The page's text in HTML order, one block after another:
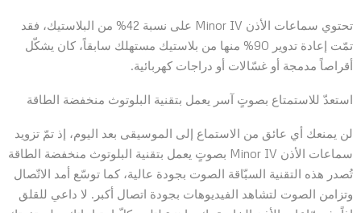
تحتوي سماعات الأذن Minor IV على نسبة 42% من البلاستيك، فقد
تمّت إعادة تدوير 90% منها من بلاستيك مستهلك سابقاً، كان يشكّل
أقراصاً مدمجة أو غسّالات أو دراجات كهربائية.
استعدّ للاستمتاع بصوتٍ آسر يعمل بتقنية البلوتوث منخفضة الطاقة
لن يمنعك أي عائق من الاستماع إلى الموسيقى بعد اليوم، إذ تمّ تزويد
سماعات الأذن Minor IV بصوتٍ يعمل بتقنية البلوتوث منخفضة الطاقة
تُصدر هذه التقنية السبّاقة الصوت بجودة عالية، كما توسّع أمد الاتّصال
وتزامن الصوت لتشاهد الفيديوهات بجودة اتصال أكبر. لا داعي للقلق